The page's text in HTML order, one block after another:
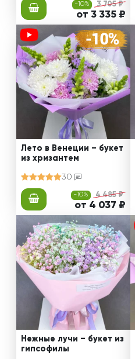
-10% 3 705 ₽
от 3 335 ₽
Лето в Венеции – букет
из хризантем
30
-10% 4 485 ₽
от 4 037 ₽
Нежные лучи – букет из
гипсофилы